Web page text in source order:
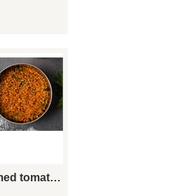
Bulgur med tomatglace